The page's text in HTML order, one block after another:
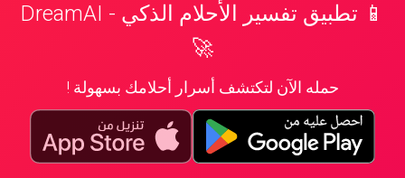
📱 تطبيق تفسير الأحلام الذكي - DreamAI
🚀
حمله الآن لتكتشف أسرار أحلامك بسهولة !